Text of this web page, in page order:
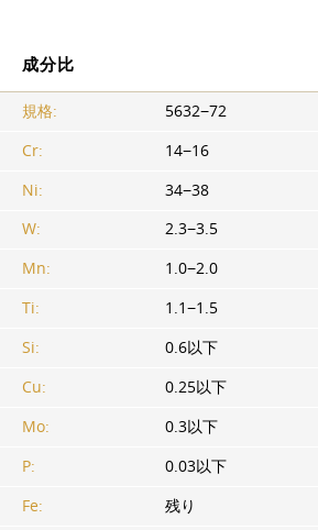
成分比
規格:
5632−72
Cr:
14−16
Ni:
34−38
W:
2.3−3.5
Mn:
1.0−2.0
Ti:
1.1−1.5
Si:
0.6以下
Cu:
0.25以下
Mo:
0.3以下
P:
0.03以下
Fe:
残り